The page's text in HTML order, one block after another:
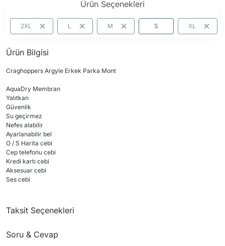
Ürün Seçenekleri
2XL L M S XL
Ürün Bilgisi
Craghoppers Argyle Erkek Parka Mont
AquaDry Membran
Yalıtkan
Güvenlik
Su geçirmez
Nefes alabilir
Ayarlanabilir bel
O / S Harita cebi
Cep telefonu cebi
Kredi kartı cebi
Aksesuar cebi
Ses cebi
Taksit Seçenekleri
Soru & Cevap